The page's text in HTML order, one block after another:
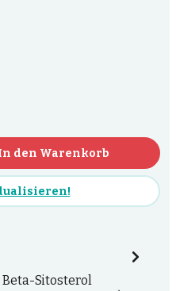
den Warenkorb
Sitosterol